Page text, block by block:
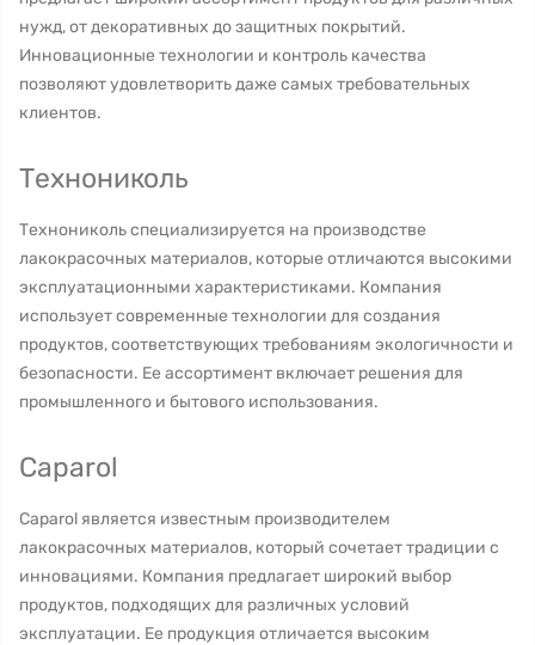
нужд, от декоративных до защитных покрытий.
Инновационные технологии и контроль качества
позволяют удовлетворить даже самых требовательных
клиентов.
Технониколь
Технониколь специализируется на производстве
лакокрасочных материалов, которые отличаются высокими
эксплуатационными характеристиками. Компания
использует современные технологии для создания
продуктов, соответствующих требованиям экологичности и
безопасности. Ее ассортимент включает решения для
промышленного и бытового использования.
Caparol
Caparol является известным производителем
лакокрасочных материалов, который сочетает традиции с
инновациями. Компания предлагает широкий выбор
продуктов, подходящих для различных условий
эксплуатации. Ее продукция отличается высоким